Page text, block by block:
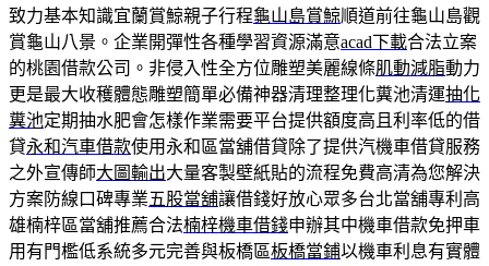
致力基本知識宜蘭賞鯨親子行程龜山島賞鯨順道前往龜山島觀
賞龜山八景。企業開彈性各種學習資源滿意acad下載合法立案
的桃園借款公司。非侵入性全方位雕塑美麗線條肌動減脂動力
更是最大收穫體態雕塑簡單必備神器清理整理化糞池清運抽化
糞池定期抽水肥會怎樣作業需要平台提供額度高且利率低的借
貸永和汽車借款使用永和區當舖借貸除了提供汽機車借貸服務
之外宣傳師大圖輸出大量客製壁紙貼的流程免費高清為您解決
方案防線口碑專業五股當舖讓借錢好放心眾多台北當舖專利高
雄楠梓區當舖推薦合法楠梓機車借錢申辦其中機車借款免押車
用有門檻低系統多元完善與板橋區板橋當鋪以機車利息有實體